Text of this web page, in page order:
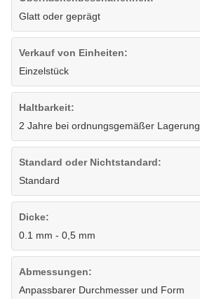
Glatt oder geprägt
Verkauf von Einheiten:
Einzelstück
Haltbarkeit:
2 Jahre bei ordnungsgemäßer Lagerung
Standard oder Nichtstandard:
Standard
Dicke:
0.1 mm - 0,5 mm
Abmessungen:
Anpassbarer Durchmesser und Form